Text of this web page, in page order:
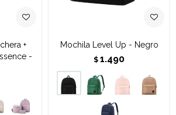
+
-
Mochila Level Up - Negro
$ 1.490